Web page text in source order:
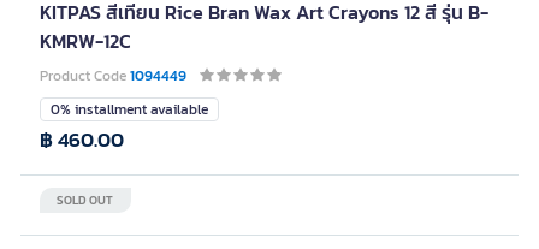
KITPAS สีเทียน Rice Bran Wax Art Crayons 12 สี รุ่น B-
KMRW-12C
Product Code1094449
0% installment available
SOLD OUT
฿ 460.00